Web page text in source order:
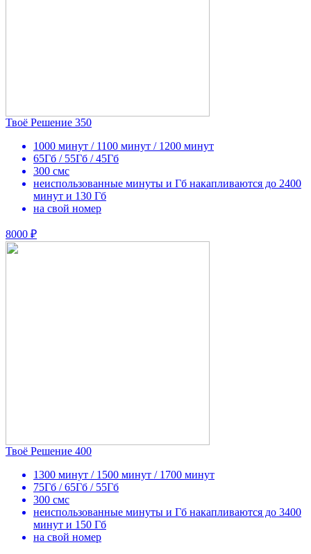
Твоё Решение 350
1000 минут / 1100 минут / 1200 минут
65Гб / 55Гб / 45Гб
300 смс
неиспользованные минуты и Гб накапливаются до 2400
минут и 130 Гб
на свой номер
8000 ₽
Твоё Решение 400
1300 минут / 1500 минут / 1700 минут
75Гб / 65Гб / 55Гб
300 смс
неиспользованные минуты и Гб накапливаются до 3400
минут и 150 Гб
на свой номер